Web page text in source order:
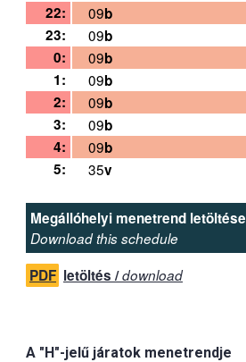
22:
09b
23:
09b
0:
09b
1:
09b
2:
09b
3:
09b
4:
09b
5:
35v
Megállóhelyi menetrend letöltése
Download this schedule
PDF letöltés /download
A "H"-jelű járatok menetrendje